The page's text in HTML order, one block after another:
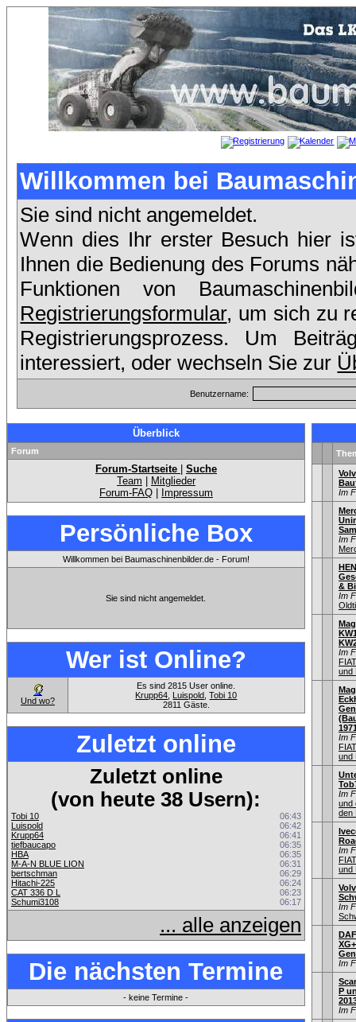
Willkommen bei
Sie sind nicht angemeldet.
Wenn dies Ihr erster Besuch hier
Ihnen die Bedienung des Forums
Funktionen von
Registrierungsformular, um sich zu
Registrierungsprozess. Um
interessiert, oder wechseln Sie zur
Benutzername:
Überblick
Forum
Forum-Startseite
Suche
Team
Mitglieder
Forum-FAQ
Impressum
Persönliche Box
Willkommen bei Baumaschinenbilder.de - Forum!
Sie sind nicht angemeldet.
Wer ist Online?
Und wo?
Es sind 2815 User online.
Krupp64 Luispold ,Tobi 10
2811 Gäste.
Zuletzt online
Zuletzt online
(von heute 38 Usern):
Tobi 10
06:43
Luispold
06:42
Krupp64
06:41
tiefbaucapo
06:35
HBA
06:35
M-A-N BLUE LION
06:31
bertschman
06:29
Hitachi-225
06:24
CAT 336 D L
06:23
Schumi3108
06:17
... alle anzeigen
Die nächsten Termine
- keine Termine -
Im
Im
&
Im
Im
und
Im
und
Im
und
den
Im
und
Im
Im
P
Im